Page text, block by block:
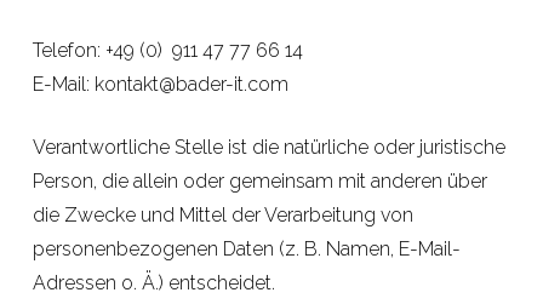
Telefon: +49 (0) 911 47 77 66 14
E-Mail: kontakt@bader-it.com
Verantwortliche Stelle ist die natürliche oder juristische
Person, die allein oder gemeinsam mit anderen über
die Zwecke und Mittel der Verarbeitung von
personenbezogenen Daten (z. B. Namen, E-Mail-
Adressen o. Ä.) entscheidet.